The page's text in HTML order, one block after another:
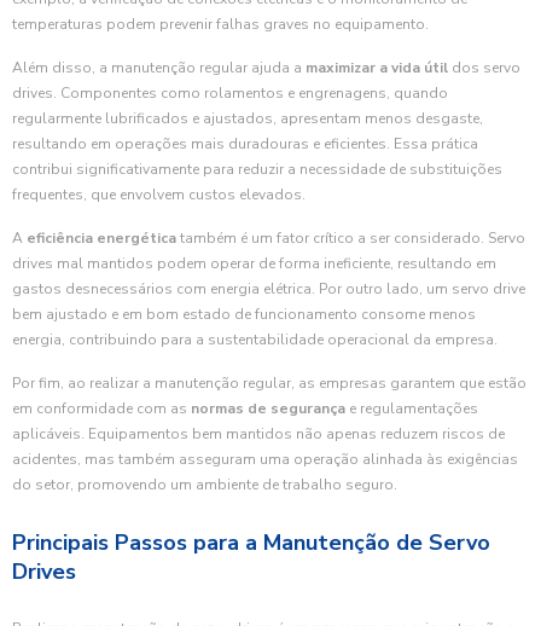
temperaturas podem prevenir falhas graves no equipamento.
Além disso, a manutenção regular ajuda a maximizar a vida útil dos servo
drives. Componentes como rolamentos e engrenagens, quando
regularmente lubrificados e ajustados, apresentam menos desgaste,
resultando em operações mais duradouras e eficientes. Essa prática
contribui significativamente para reduzir a necessidade de substituições
frequentes, que envolvem custos elevados.
A eficiência energéticatambém é um fator crítico a ser considerado. Servo
drives mal mantidos podem operar de forma ineficiente, resultando em
gastos desnecessários com energia elétrica. Por outro lado, um servo drive
bem ajustado e em bom estado de funcionamento consome menos
energia, contribuindo para a sustentabilidade operacional da empresa.
Por fim, ao realizar a manutenção regular, as empresas garantem que estão
em conformidade com as normas de segurança e regulamentações
aplicáveis. Equipamentos bem mantidos não apenas reduzem riscos de
acidentes, mas também asseguram uma operação alinhada às exigências
do setor, promovendo um ambiente de trabalho seguro.
Principais Passos para a Manutenção de Servo
Drives